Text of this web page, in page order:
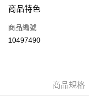
信用卡一次付款
LINE Pay
商品特色
商品編號
10497490
商品規格